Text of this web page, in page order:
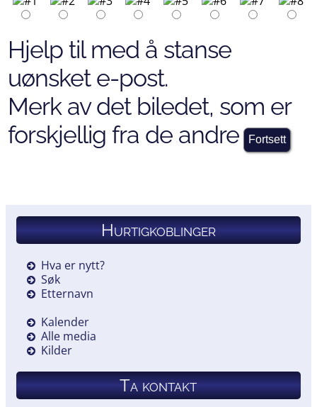
Hjelp til med å stanse
uønsket e-post.
Merk av det biledet, som er
forskjellig fra de andre
Hurtigkoblinger
Hva er nytt?
Søk
Etternavn
Kalender
Alle media
Kilder
Ta kontakt